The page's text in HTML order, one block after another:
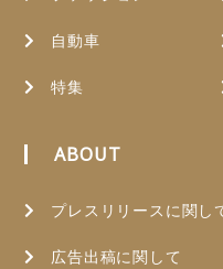
自動車
特集
ABOUT
プレスリリースに関し
広告出稿に関して